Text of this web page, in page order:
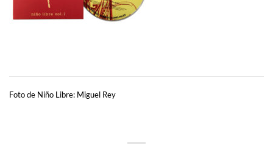
Foto de Niño Libre: Miguel Rey